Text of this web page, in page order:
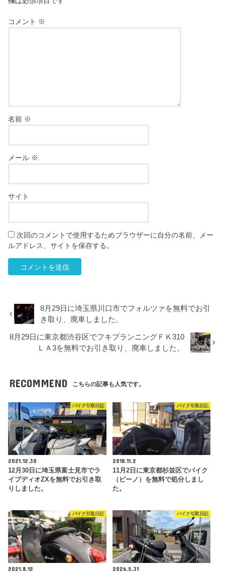
コメント ※
名前 ※
メール ※
サイト
次回のコメントで使用するためブラウザーに自分の名前、メー
ルアドレス、サイトを保存する。
8月29日に埼玉県川口市でフォルツァを無料でお引
き取り、廃車しました。
8月29日に東京都渋谷区でフキプランニングＦＫ310
ＬＡ3を無料でお引き取り、廃車しました。
RECOMMEND こちらの記事も人気です。
バイク引取日記
2021.12.30
12月30日に埼玉県富士見市でラ
イブディオZXを無料でお引き取
りしました。
バイク引取日記
2018.11.2
11月2日に東京都杉並区でバイク
（ビーノ）を無料で処分しまし
た。
バイク引取日記
2021.8.12
バイク引取日記
2026.5.31